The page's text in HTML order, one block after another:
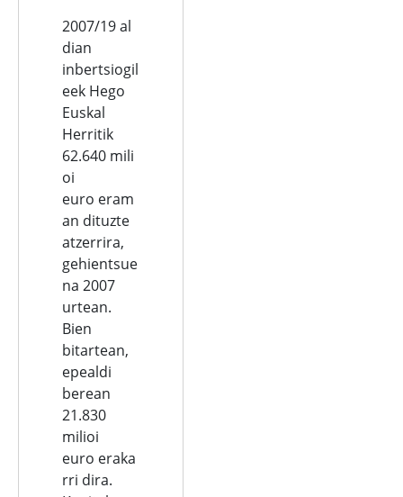
2007/19 al
dian
inbertsiogil
eek Hego
Euskal
Herritik
62.640 mili
oi
euro eram
an dituzte
atzerrira,
gehientsue
na 2007
urtean.
Bien
bitartean,
epealdi
berean
21.830
milioi
euro eraka
rri dira.